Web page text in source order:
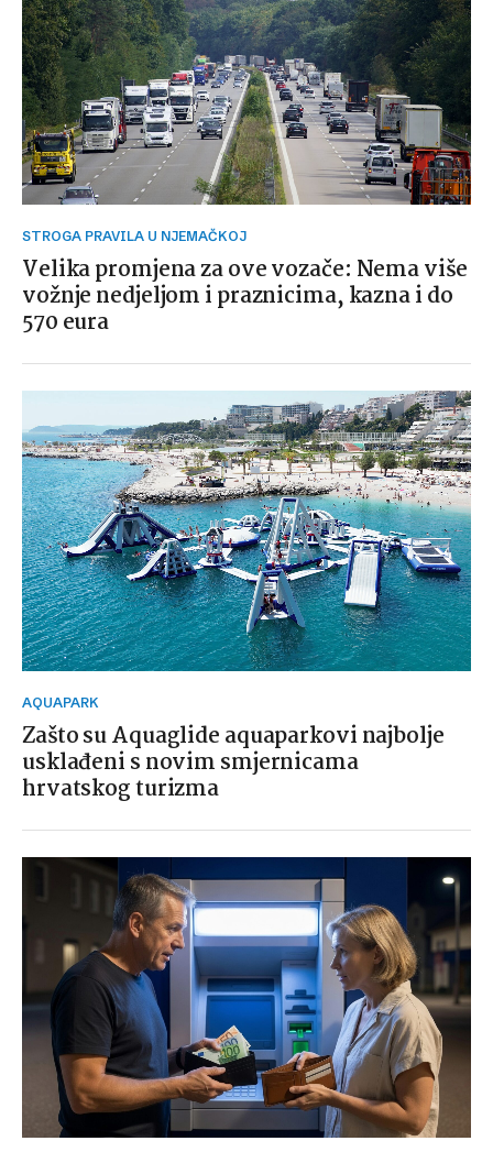
STROGA PRAVILA U NJEMAČKOJ
Velika promjena za ove vozače: Nema više
vožnje nedjeljom i praznicima, kazna i do
570 eura
AQUAPARK
Zašto su Aquaglide aquaparkovi najbolje
usklađeni s novim smjernicama
hrvatskog turizma